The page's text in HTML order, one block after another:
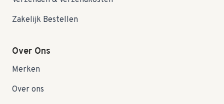
Zakelijk Bestellen
Over Ons
Merken
Over ons